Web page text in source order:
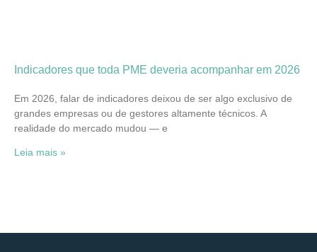
Indicadores que toda PME deveria acompanhar em 2026
Em 2026, falar de indicadores deixou de ser algo exclusivo de
grandes empresas ou de gestores altamente técnicos. A
realidade do mercado mudou — e
Leia mais »